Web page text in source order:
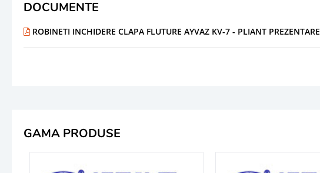
DOCUMENTE
ROBINETI INCHIDERE CLAPA FLUTURE AYVAZ KV-7 - PLIANT PREZENTARE
GAMA PRODUSE